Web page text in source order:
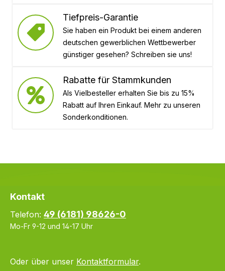
Tiefpreis-Garantie
Sie haben ein Produkt bei einem anderen
deutschen gewerblichen Wettbewerber
günstiger gesehen? Schreiben sie uns!
Rabatte für Stammkunden
Als Vielbesteller erhalten Sie bis zu 15%
Rabatt auf Ihren Einkauf. Mehr zu unseren
Sonderkonditionen.
Kontakt
Telefon: 49 (6181) 98626-0
Mo-Fr 9-12 und 14-17 Uhr
Oder über unser Kontaktformular.